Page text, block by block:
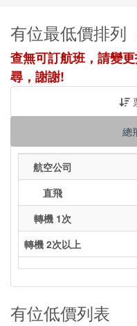
有位最低價排列
查無可訂航班，請變
尋，謝謝!
總
航空公司
直飛
轉機 1次
轉機 2次以上
有位低價列表